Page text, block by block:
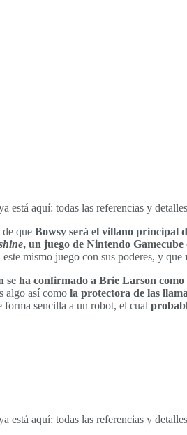
que Bowsy será el villano principal
, un juego de Nintendo Gamecube
mismo juego con sus poderes, y que
se ha confirmado a Brie Larson
algo así como la protectora de las
forma sencilla a un robot, el cual